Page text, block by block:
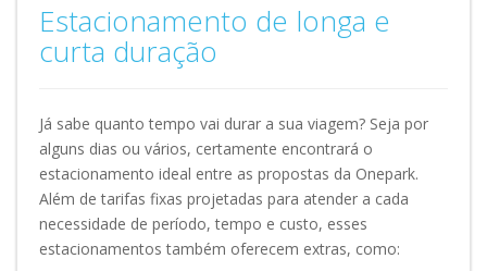
Estacionamento de longa e
curta duração
Já sabe quanto tempo vai durar a sua viagem? Seja por
alguns dias ou vários, certamente encontrará o
estacionamento ideal entre as propostas da Onepark.
Além de tarifas fixas projetadas para atender a cada
necessidade de período, tempo e custo, esses
estacionamentos também oferecem extras, como: